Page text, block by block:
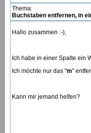
Thema:
Buchstaben entfernen, in
Hallo zusammen :-),
Ich habe in einer Spalte ein
Ich möchte nur das "m"
Kann mir jemand helfen?